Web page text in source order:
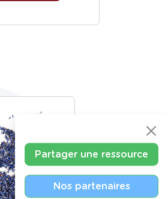
Partager une ressource
Nos partenaires